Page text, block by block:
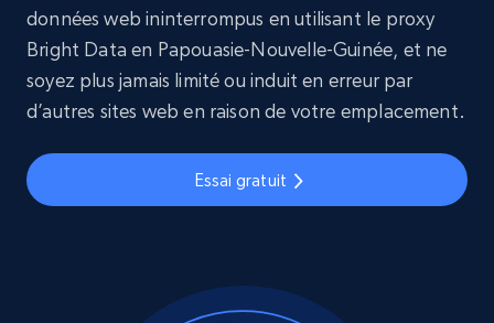
données web ininterrompus en utilisant le proxy
Bright Data en Papouasie-Nouvelle-Guinée, et ne
soyez plus jamais limité ou induit en erreur par
d’autres sites web en raison de votre emplacement.
Essai gratuit